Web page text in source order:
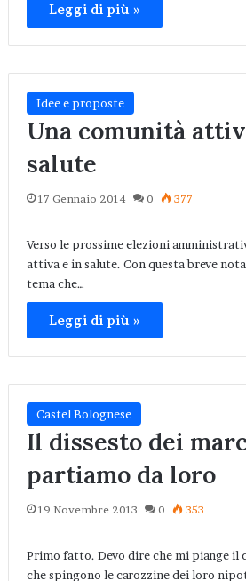
Leggi di più »
Idee e proposte
Una comunità
salute
17 Gennaio 2014 0 377
Verso le prossime elezioni
attiva e in salute. Con questa breve
tema che…
Leggi di più »
Castel Bolognese
Il dissesto dei
partiamo da loro
19 Novembre 2013 0 353
Primo fatto. Devo dire che mi piange il
che spingono le carozzine dei loro